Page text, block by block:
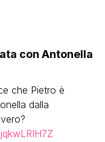
con Antonella
che Pietro è
dalla